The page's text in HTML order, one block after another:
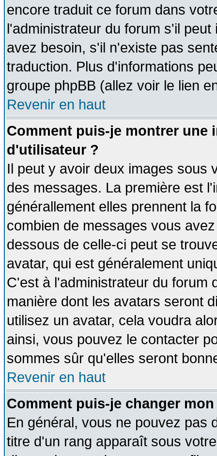
encore traduit ce forum dans
l'administrateur du forum s'il
avez besoin, s'il n'existe pas
traduction. Plus d'informations
groupe phpBB (allez voir le lien
Revenir en haut
Comment puis-je montrer une
d'utilisateur ?
Il peut y avoir deux images sous
des messages. La première est
générallement elles prennent la
combien de messages vous
dessous de celle-ci peut se
avatar, qui est généralement
C'est à l'administrateur du forum
manière dont les avatars seront
utilisez un avatar, cela voudra
ainsi, vous pouvez le contacter
sommes sûr qu'elles seront
Revenir en haut
Comment puis-je changer
En général, vous ne pouvez pas
titre d'un rang apparaît sous